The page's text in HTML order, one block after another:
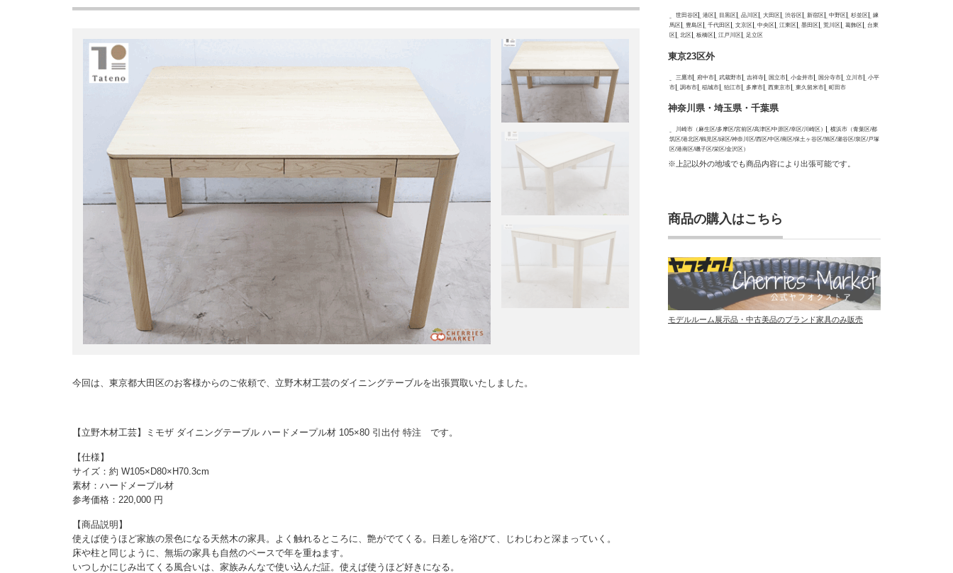
今回は、東京都大田区のお客様からのご依頼で、立野木材工芸のダイニングテーブルを出張買取いたしました。
【立野木材工芸】ミモザ ダイニングテーブル ハードメープル材 105×80 引出付 特注 です。
【仕様】
サイズ：約 W105×D80×H70.3cm
素材：ハードメープル材
参考価格：220,000 円
【商品説明】
使えば使うほど家族の景色になる天然木の家具。よく触れるところに、艶がでてくる。日差しを浴びて、じわじわと深まっていく。
床や柱と同じように、無垢の家具も自然のペースで年を重ねます。
いつしかにじみ出てくる風合いは、家族みんなで使い込んだ証。使えば使うほど好きになる。
世田谷区 港区 目黒区 品川区 大田区 渋谷区 新宿区 中野区 杉並区
練
馬区
豊島区 千代田区 文京区 中央区 江東区 墨田区 荒川区 葛飾区
台東
区
北区 板橋区 江戸川区 足立区
東京23区外
三鷹市 府中市 武蔵野市 吉祥寺 国立市 小金井市 国分寺市 立川市
小平
市
調布市 稲城市 狛江市 多摩市 西東京市 東久留米市 町田市
神奈川県・埼玉県・千葉県
川崎市（麻生区/多摩区/宮前区/高津区/中原区/幸区/川崎区）
横浜市（青葉区/都
筑区/港北区/鶴見区/緑区/神奈川区/西区/中区/南区/保土ヶ谷区/旭区/瀬谷区/泉区/戸塚
区/港南区/磯子区/栄区/金沢区）
※上記以外の地域でも商品内容により出張可能です。
商品の購入はこちら
モデルルーム展示品・中古美品のブランド家具のみ販売